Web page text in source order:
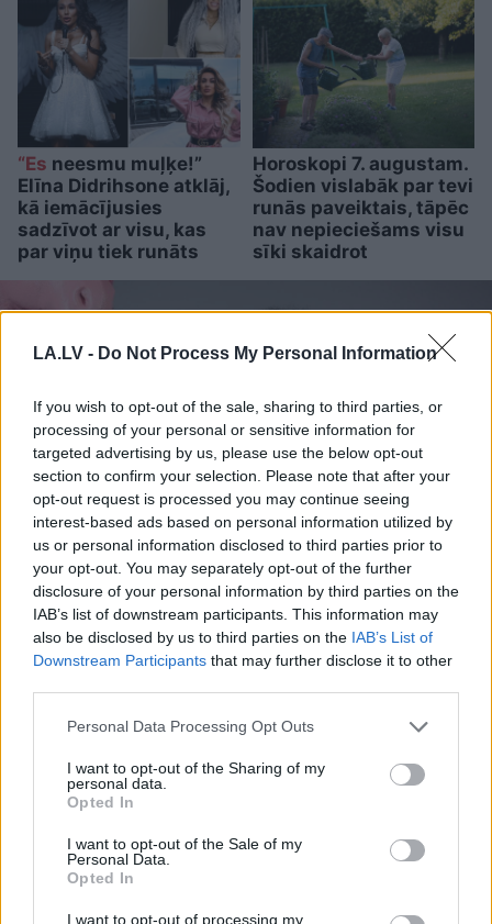
LA.LV - Do Not Process My Personal Information
If you wish to opt-out of the sale, sharing to third parties, or
processing of your personal or sensitive information for
targeted advertising by us, please use the below opt-out
section to confirm your selection. Please note that after your
opt-out request is processed you may continue seeing
interest-based ads based on personal information utilized by
us or personal information disclosed to third parties prior to
your opt-out. You may separately opt-out of the further
disclosure of your personal information by third parties on the
IAB’s list of downstream participants. This information may
also be disclosed by us to third parties on the IAB’s List of
Downstream Participants that may further disclose it to other
Please note that this website/app uses one or more Google
not limited to your visit or usage behaviour. You may click to
grant or deny consent to Google and its third-party tags to
use your data for below specified purposes in below Google
consent section.
Personal Data Processing Opt Outs
I want to opt-out of the Sharing of my
personal data.
Opted In
I want to opt-out of the Sale of my
Personal Data.
Opted In
I want to opt-out of processing my
“Es neesmu muļķe!”
Elīna Didrihsone atklāj,
kā iemācījusies
sadzīvot ar visu, kas
par viņu tiek runāts
Horoskopi 7. augustam.
Šodien vislabāk par tevi
runās paveiktais, tāpēc
nav nepieciešams visu
sīki skaidrot
IevaAdamss: “Ja jūs
turpināsiet nemīlēt vīru un
dot, jums būs vēzis”
pēc 45 gadu vecuma nevajadzētu pārlieku
aizrauties
Armands Puče: “Skaidrs, ka tas ir
sarunāts “veikals”! Bet vai jūs domājat, ka
visi Latvijā ir muļķi?”